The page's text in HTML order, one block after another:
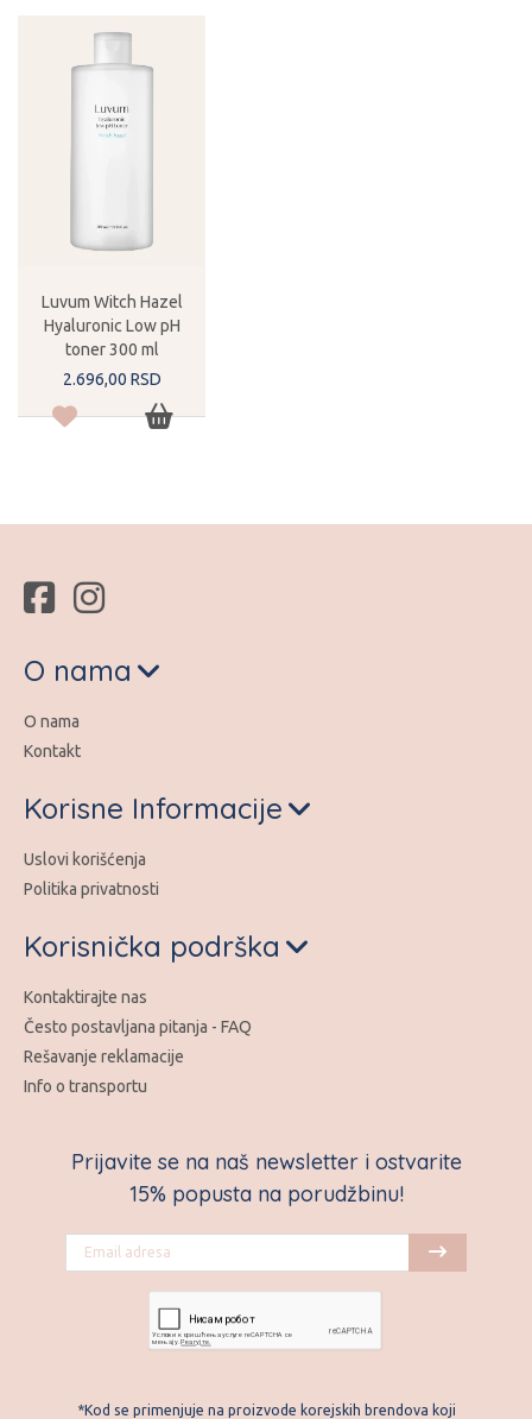
Luvum Witch Hazel
Hyaluronic Low pH
toner 300 ml
2.696,00 RSD
Prijavite se na naš newsletter i ostvarite
15% popusta na porudžbinu!
*Kod se primenjuje na proizvode korejskih brendova koji
O nama
O nama
Kontakt
Korisne Informacije
Uslovi korišćenja
Politika privatnosti
Korisnička podrška
Kontaktirajte nas
Često postavljana pitanja - FAQ
Rešavanje reklamacije
Info o transportu